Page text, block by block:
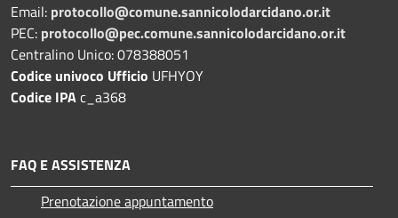
Email: protocollo@comune.sannicolodarcidano.or.it
PEC: protocollo@pec.comune.sannicolodarcidano.or.it
Centralino Unico: 078388051
Codice univoco Ufficio UFHYOY
Codice IPAc_a368
FAQ E ASSISTENZA
Prenotazione appuntamento